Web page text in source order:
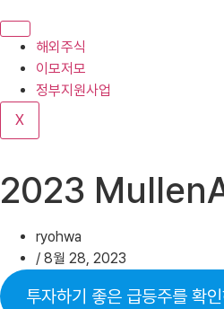
로
기
해외주식
이모저모
정부지원사업
X
2023
ryohwa
/ 8월 28, 2023
투자하기 좋은 급등주를 확인